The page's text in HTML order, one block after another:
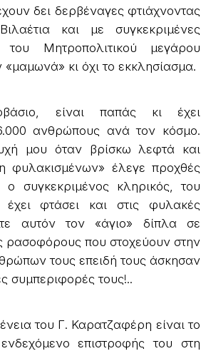
δει δερβέναγες φτιάχνοντας
και με συγκεκριμένες
Μητροπολιτικού μεγάρου
κι όχι το εκκλησίασμα.
είναι παπάς κι έχει
ανθρώπους ανά τον κόσμο.
μου όταν βρίσκω λεφτά και
φυλακισμένων» έλεγε προχθές
συγκεκριμένος κληρικός, του
φτάσει και στις φυλακές
αυτόν τον «άγιο» δίπλα σε
ρασοφόρους που στοχεύουν στην
τους επειδή τους άσκησαν
συμπεριφορές τους!..
του Γ. Καρατζαφέρη είναι το
επιστροφής του στη